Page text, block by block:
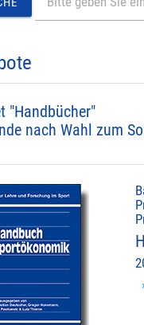
"Handbücher"
nach Wahl zum